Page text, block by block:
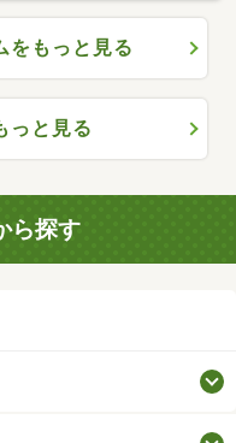
をもっと見る
っと見る
ら探す